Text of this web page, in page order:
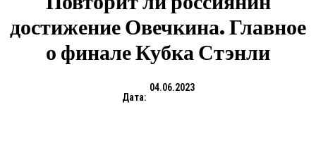
достижение Овечкина. Главное
о финале Кубка Стэнли
Дата:
04.06.2023